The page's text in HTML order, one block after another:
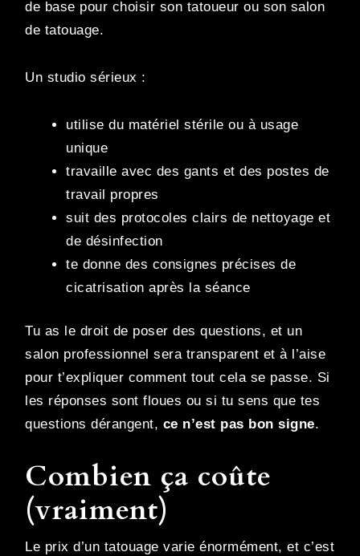
de base pour choisir son tatoueur ou son salon
de tatouage.
Un studio sérieux :
utilise du matériel stérile ou à usage
unique
travaille avec des gants et des postes de
travail propres
suit des protocoles clairs de nettoyage et
de désinfection
te donne des consignes précises de
cicatrisation après la séance
Tu as le droit de poser des questions, et un
salon professionnel sera transparent et à l’aise
pour t’expliquer comment tout cela se passe. Si
les réponses sont floues ou si tu sens que tes
questions dérangent, ce n’est pas bon signe.
Combien ça coûte
(vraiment)
Le prix d’un tatouage varie énormément, et c’est